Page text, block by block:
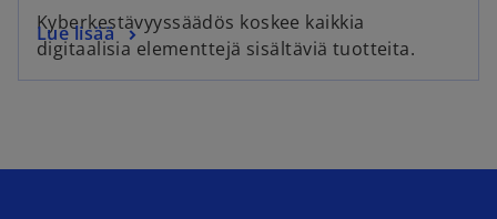
Kyberkestävyyssäädös koskee kaikkia
digitaalisia elementtejä sisältäviä tuotteita.
Lue lisää